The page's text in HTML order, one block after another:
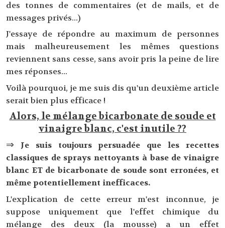
des tonnes de commentaires (et de mails, et de
messages privés...)
J'essaye de répondre au maximum de personnes
mais malheureusement les mêmes questions
reviennent sans cesse, sans avoir pris la peine de lire
mes réponses...
Voilà pourquoi, je me suis dis qu'un deuxième article
serait bien plus efficace !
Alors, le mélange bicarbonate de soude et
vinaigre blanc, c'est inutile ??
⇒
Je suis toujours persuadée que les recettes
classiques de sprays nettoyants à base de vinaigre
blanc ET de bicarbonate de soude sont erronées, et
même potentiellement inefficaces.
L'explication de cette erreur m'est inconnue, je
suppose uniquement que l'effet chimique du
mélange des deux (la mousse) a un effet